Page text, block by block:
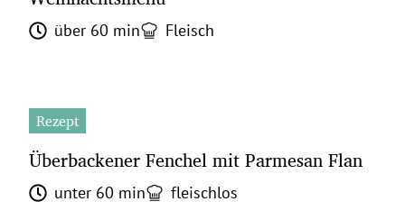
über 60 min Fleisch
Rezept
Überbackener Fenchel mit Parmesan Flan
unter 60 min fleischlos